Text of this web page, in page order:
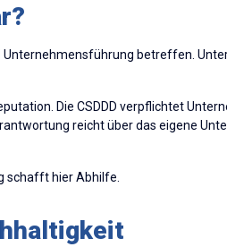
betreffen.
Die CSDDD verpflichtet
reicht über das eigene
schafft hier Abhilfe.